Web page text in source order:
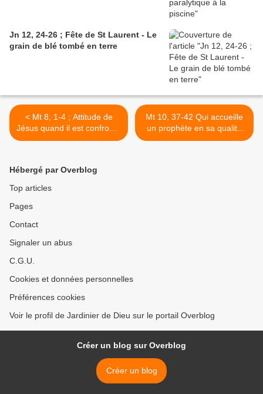
Jn 12, 24-26 ; Fête de St Laurent - Le
grain de blé tombé en terre
< Mt 8, 1-4 ; Attitude de
Jésus quand il est confronté
à un événement
Mt 10, 37-42 Qui accueille
un prophète en sa qualité
de prophète >
Hébergé par Overblog
Top articles
Pages
Contact
Signaler un abus
C.G.U.
Cookies et données personnelles
Préférences cookies
Voir le profil de Jardinier de Dieu sur le portail Overblog
Créer un blog sur Overblog
Créer un blog